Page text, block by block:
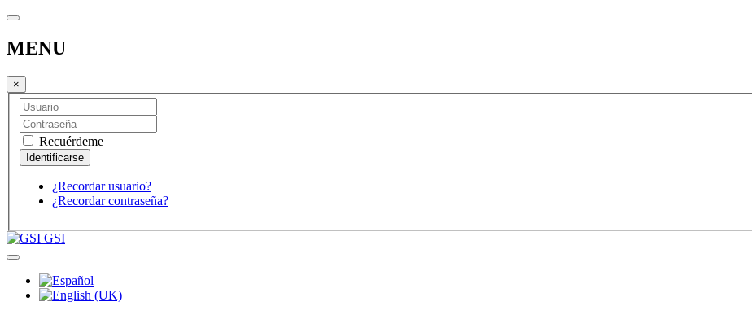
MENU
×
Recuérdeme
¿Recordar usuario?
¿Recordar contraseña?
GSI